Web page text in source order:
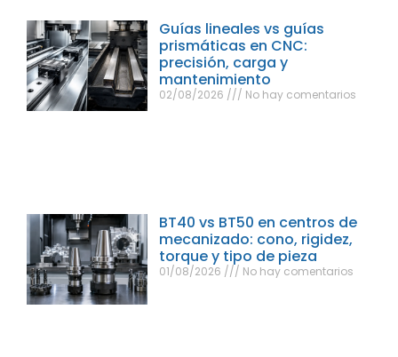
Guías lineales vs guías
prismáticas en CNC:
precisión, carga y
mantenimiento
02/08/2026 No hay comentarios
BT40 vs BT50 en centros de
mecanizado: cono, rigidez,
torque y tipo de pieza
01/08/2026 No hay comentarios